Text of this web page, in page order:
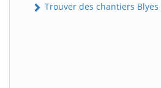
Trouver des chantiers Blyes